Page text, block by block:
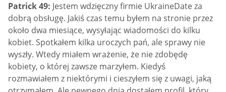
Patrick 49: Jestem wdzięczny firmie UkraineDate za
dobrą obsługę. Jakiś czas temu byłem na stronie przez
około dwa miesiące, wysyłając wiadomości do kilku
kobiet. Spotkałem kilka uroczych pań, ale sprawy nie
wyszły. Wtedy miałem wrażenie, że nie zdobędę
kobiety, o której zawsze marzyłem. Kiedyś
rozmawiałem z niektórymi i cieszyłem się z uwagi, jaką